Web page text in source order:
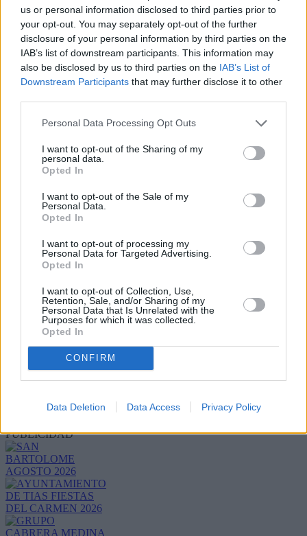
us or personal information disclosed to third parties prior to
your opt-out. You may separately opt-out of the further
disclosure of your personal information by third parties on the
IAB’s list of downstream participants. This information may
also be disclosed by us to third parties on the IAB’s List of
Downstream Participants that may further disclose it to other
Personal Data Processing Opt Outs
I want to opt-out of the Sharing of my
personal data.
Opted In
I want to opt-out of the Sale of my
Personal Data.
Opted In
I want to opt-out of processing my
Personal Data for Targeted Advertising.
Opted In
I want to opt-out of Collection, Use,
Retention, Sale, and/or Sharing of my
Personal Data that Is Unrelated with the
Purposes for which it was collected.
Opted In
CONFIRM
Data Deletion Data Access Privacy Policy
euros, va a requerir en 2026 una
inversión de 1,9 millones, por lo que
hoy se ha aprobado sumar 712.577
euros a los 1,2 millones previstos en
los presupuestos 2026. La
modificación presupuestaria “nos
permite continuar los trabajos como
estaba previsto y dar cobertura
puedan producir durante el presente
Escribir un comentario
Nombre
(requerido)
Refescar
PUBLICIDAD